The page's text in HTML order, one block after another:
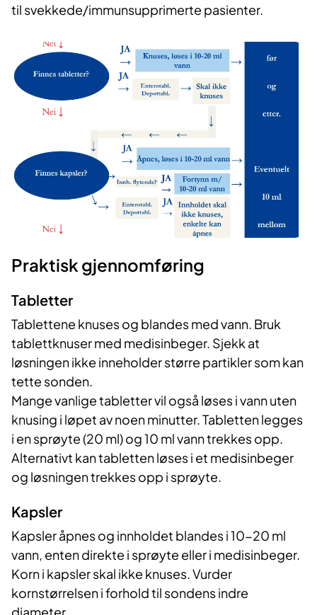
til svekkede/immunsupprimerte pasienter.
Praktisk gjennomføring
Tabletter
Tablettene knuses og blandes med vann. Bruk
tablettknuser med medisinbeger. Sjekk at
løsningen ikke inneholder større partikler som kan
tette sonden.
Mange vanlige tabletter vil også løses i vann uten
knusing i løpet av noen minutter. Tabletten legges
i en sprøyte (20 ml) og 10 ml vann trekkes opp.
Alternativt kan tabletten løses i et medisinbeger
og løsningen trekkes opp i sprøyte.
Kapsler
Kapsler åpnes og innholdet blandes i 10-20 ml
vann, enten direkte i sprøyte eller i medisinbeger.
Korn i kapsler skal ikke knuses. Vurder
kornstørrelsen i forhold til sondens indre